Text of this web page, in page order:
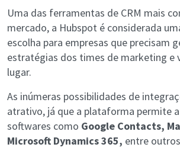
Uma das ferramentas de CRM mais
mercado, a Hubspot é considerada
escolha para empresas que precisam
estratégias dos times de marketing e
lugar.
As inúmeras possibilidades de
atrativo, já que a plataforma permite
softwares como Google Contacts,
Microsoft Dynamics 365, entre